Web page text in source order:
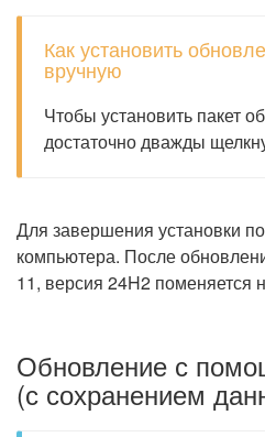
Как установить
вручную
Чтобы установить пакет
достаточно дважды
Для завершения установки
компьютера. После
11, версия 24H2 поменяется
Обновление с
(с сохранением